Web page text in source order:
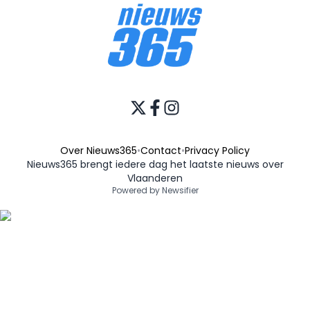
Over Nieuws365•Contact•Privacy Policy
Nieuws365 brengt iedere dag het laatste nieuws over
Vlaanderen
Powered by Newsifier